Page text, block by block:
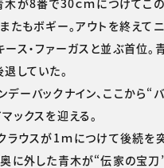
たもボギー。アウトを終えて
ース・ファーガスと並ぶ首位
していた。
ーバックナイン、ここから“
ックスを迎える。
ラウスが1ｍにつけて後続を
奥に外した青木が“伝家の宝刀